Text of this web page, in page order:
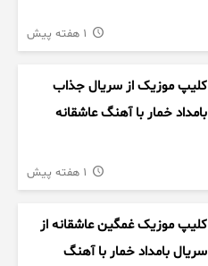
کلیپ موزیک از سریال جذاب
بامداد خمار با آهنگ عاشقانه
کلیپ موزیک غمگین عاشقانه از
سریال بامداد خمار با آهنگ